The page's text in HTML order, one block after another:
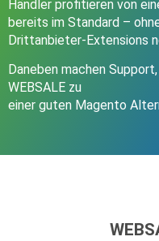
Händler profitieren von
bereits im Standard –
Drittanbieter-Extensions
Daneben machen
WEBSALE zu
einer guten Magento